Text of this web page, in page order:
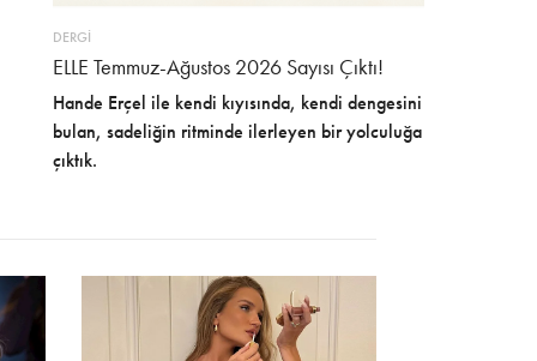
DERGİ
ELLE Temmuz-Ağustos 2026 Sayısı Çıktı!
Hande Erçel ile kendi kıyısında, kendi dengesini
bulan, sadeliğin ritminde ilerleyen bir yolculuğa
çıktık.